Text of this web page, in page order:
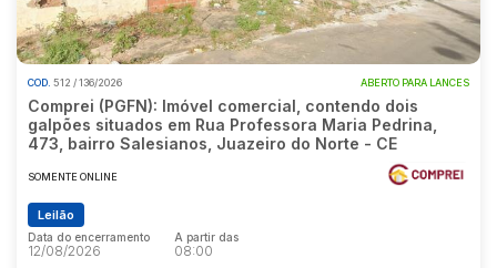
COD. 512 / 136/2026 ABERTO PARA LANCES
Comprei (PGFN): Imóvel comercial, contendo dois
galpões situados em Rua Professora Maria Pedrina,
473, bairro Salesianos, Juazeiro do Norte - CE
SOMENTE ONLINE
Leilão
Data do encerramento
12/08/2026
A partir das
08:00